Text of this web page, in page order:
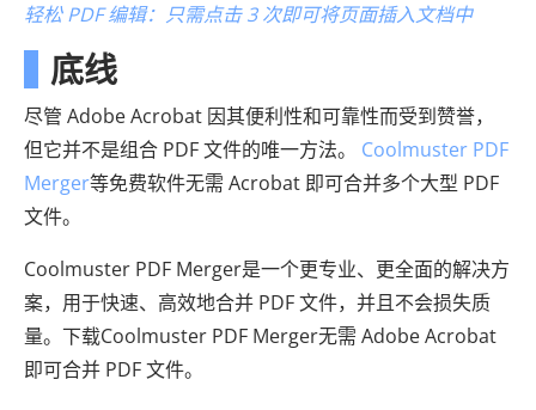
轻松 PDF 编辑：只需点击 3 次即可将页面插入文档中
底线
尽管 Adob​​e Acrobat 因其便利性和可靠性而受到赞誉，
但它并不是组合 PDF 文件的唯一方法。 Coolmuster PDF
Merger等免费软件无需 Acrobat 即可合并多个大型 PDF
文件。
Coolmuster PDF Merger是一个更专业、更全面的解决方
案，用于快速、高效地合并 PDF 文件，并且不会损失质
量。下载Coolmuster PDF Merger无需 Adob​​e Acrobat
即可合并 PDF 文件。